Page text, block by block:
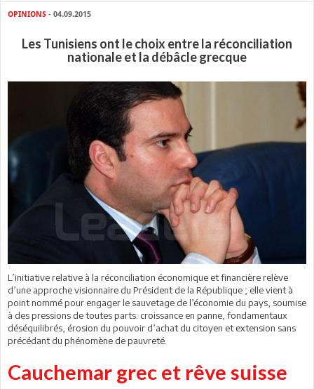
OPINIONS - 04.09.2015
Les Tunisiens ont le choix entre la réconciliation
nationale et la débâcle grecque
L’initiative relative à la réconciliation économique et financière relève
d’une approche visionnaire du Président de la République ; elle vient à
point nommé pour engager le sauvetage de l’économie du pays, soumise
à des pressions de toutes parts: croissance en panne, fondamentaux
déséquilibrés, érosion du pouvoir d’achat du citoyen et extension sans
précédant du phénomène de pauvreté.
Cauchemar grec et rêve suisse